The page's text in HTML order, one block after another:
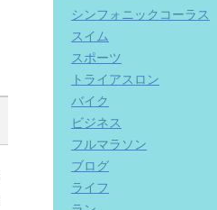
シンフォニックコーラス
スイム
スポーツ
トライアスロン
バイク
ビジネス
フルマラソン
ブログ
ライフ